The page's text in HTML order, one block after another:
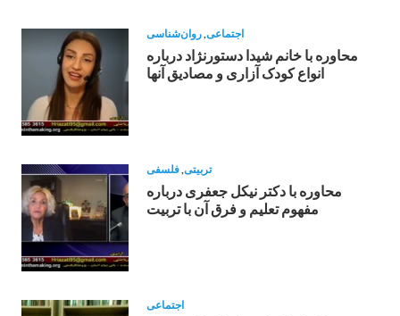
اجتماعی روان‌شناسی
محاوره با خانم شیدا دستورنژاد درباره
انواع کودک آزاری و مصادیق آنها
تربیتی فلسفی
محاوره با دکتر نیکل جعفری درباره
مفهوم تعلیم و فرق آن با تربیت
اجتماعی